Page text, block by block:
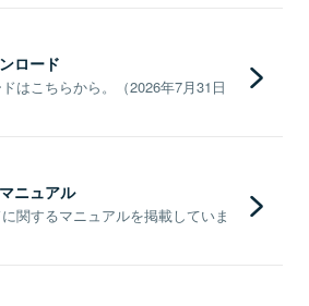
ロード
はこちらから。（2026年7月31日
ニュアル
関するマニュアルを掲載していま